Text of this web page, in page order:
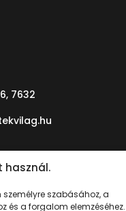
használ.
szabásához, a
és a forgalom elemzéséhez.
7632